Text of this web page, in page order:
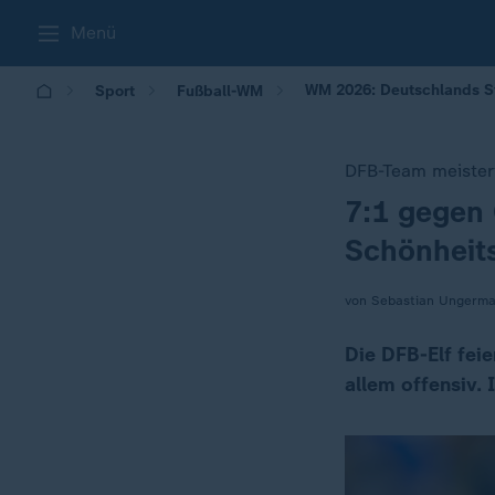
Menü
Sport Fußball-WM WM 2026: Deutschlands
DFB-Team
:7:1
von Sebastian
Die DFB-Elf
allem offensiv.